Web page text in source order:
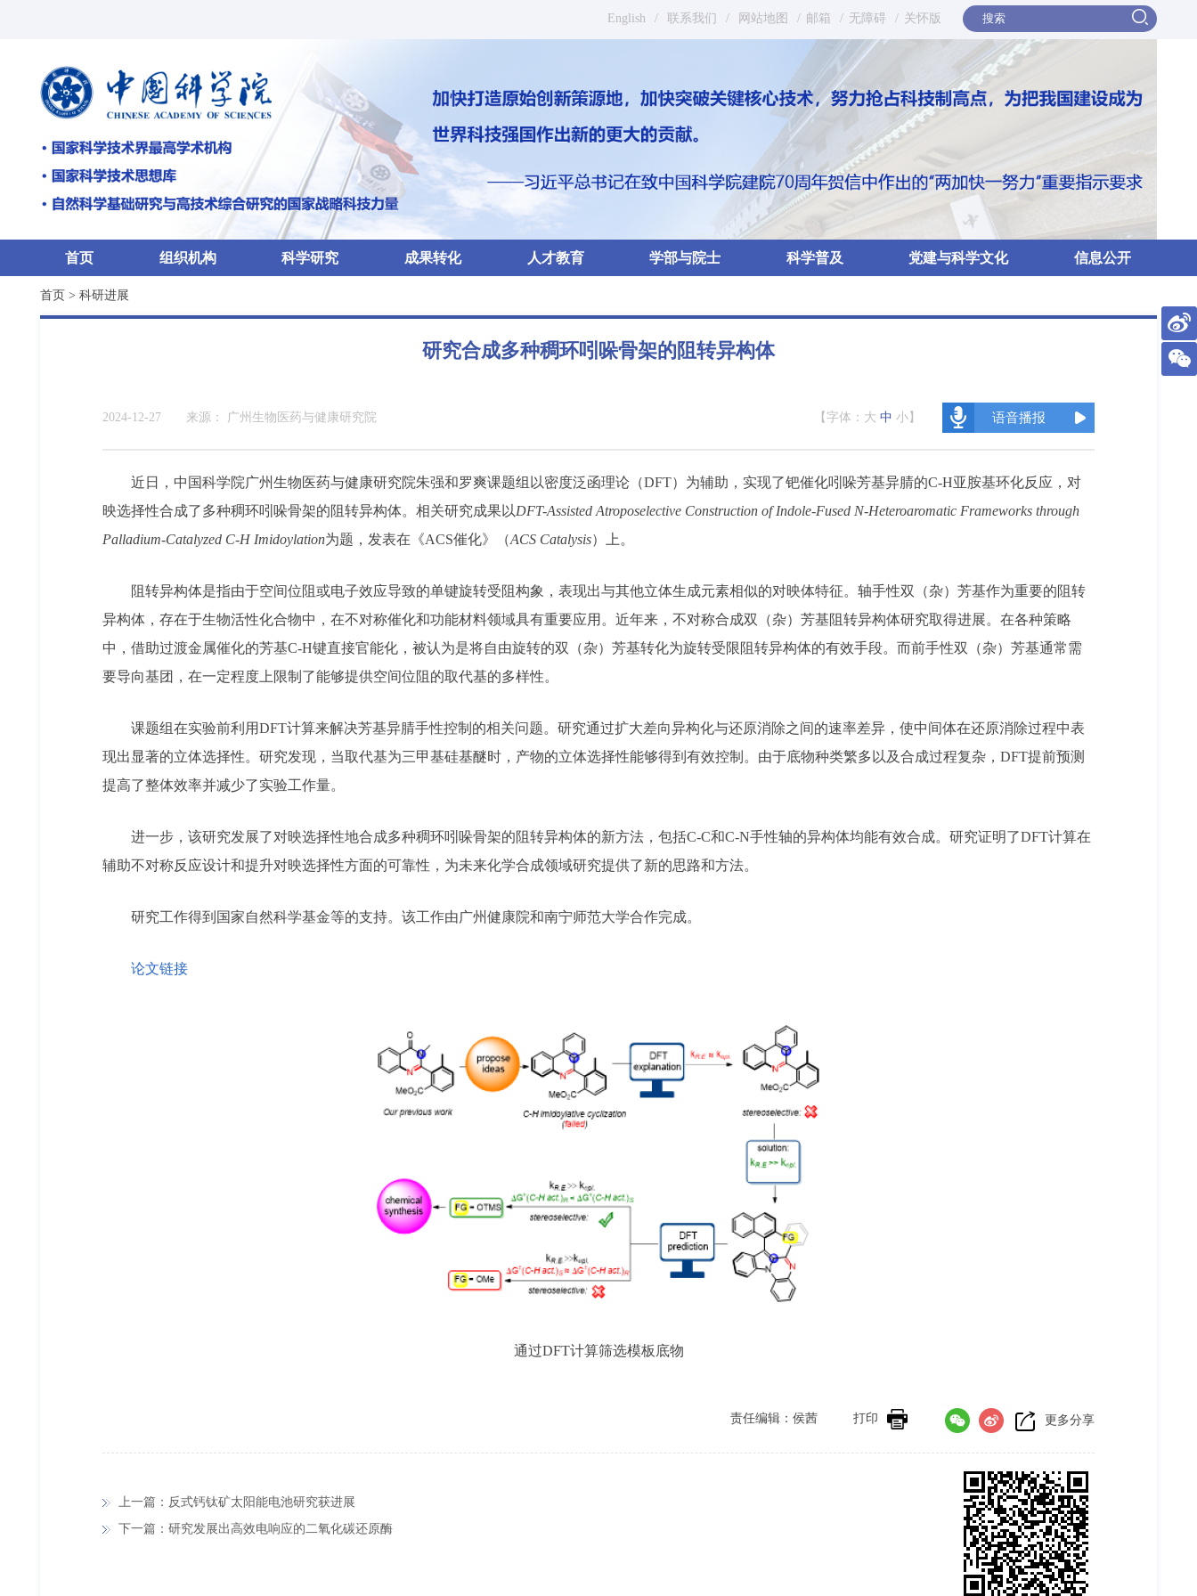
English / 联系我们 / 网站地图 / 邮箱 / 无障碍 / 关怀版
首页 组织机构 科学研究 成果转化 人才教育 学部与院士 科学普及 党建与科学文化 信息公开
首页 > 科研进展
研究合成多种稠环吲哚骨架的阻转异构体
2024-12-27 来源： 广州生物医药与健康研究院 【字体： 大 中 小 】 语音播报
近日，中国科学院广州生物医药与健康研究院朱强和罗爽课题组以密度泛函理论（DFT）为辅助，实现了钯催化吲哚芳基异腈的C-H亚胺基环化反应，对
映选择性合成了多种稠环吲哚骨架的阻转异构体。相关研究成果以DFT-Assisted Atroposelective Construction of Indole-Fused N-Heteroaromatic Frameworks through
Palladium-Catalyzed C-H Imidoylation为题，发表在《ACS催化》（ACS Catalysis）上。
阻转异构体是指由于空间位阻或电子效应导致的单键旋转受阻构象，表现出与其他立体生成元素相似的对映体特征。轴手性双（杂）芳基作为重要的阻转
异构体，存在于生物活性化合物中，在不对称催化和功能材料领域具有重要应用。近年来，不对称合成双（杂）芳基阻转异构体研究取得进展。在各种策略
中，借助过渡金属催化的芳基C-H键直接官能化，被认为是将自由旋转的双（杂）芳基转化为旋转受限阻转异构体的有效手段。而前手性双（杂）芳基通常需
要导向基团，在一定程度上限制了能够提供空间位阻的取代基的多样性。
课题组在实验前利用DFT计算来解决芳基异腈手性控制的相关问题。研究通过扩大差向异构化与还原消除之间的速率差异，使中间体在还原消除过程中表
现出显著的立体选择性。研究发现，当取代基为三甲基硅基醚时，产物的立体选择性能够得到有效控制。由于底物种类繁多以及合成过程复杂，DFT提前预测
提高了整体效率并减少了实验工作量。
进一步，该研究发展了对映选择性地合成多种稠环吲哚骨架的阻转异构体的新方法，包括C-C和C-N手性轴的异构体均能有效合成。研究证明了DFT计算在
辅助不对称反应设计和提升对映选择性方面的可靠性，为未来化学合成领域研究提供了新的思路和方法。
研究工作得到国家自然科学基金等的支持。该工作由广州健康院和南宁师范大学合作完成。
论文链接
通过DFT计算筛选模板底物
更多分享
打印
责任编辑：侯茜
上一篇：反式钙钛矿太阳能电池研究获进展
下一篇：研究发展出高效电响应的二氧化碳还原酶